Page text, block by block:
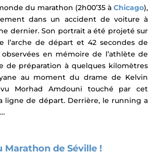
du marathon (2h00’35 à Chicago),
dans un accident de voiture à
dernier. Son portrait a été projeté sur
l’arche de départ et 42 secondes de
en mémoire de l’athlète de
de préparation à quelques kilomètres
au moment du drame de Kelvin
Morhad Amdouni touché par cet
ligne de départ. Derrière, le running a
Marathon de Séville !